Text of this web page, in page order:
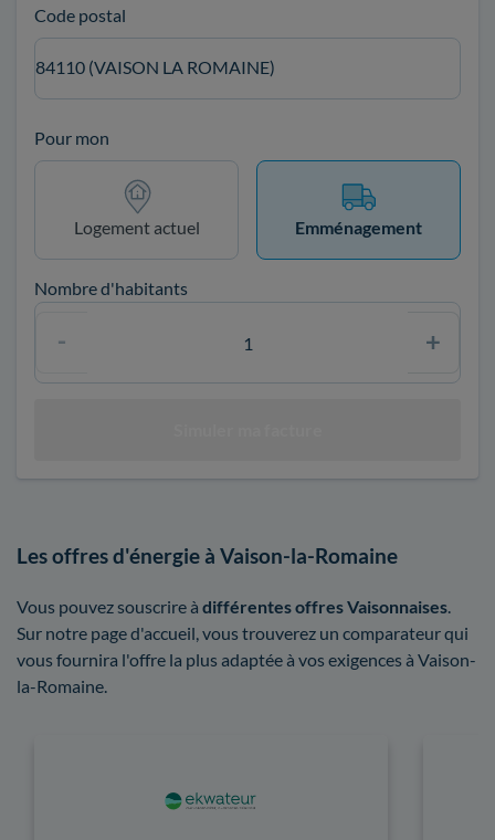
Code postal
84110 (VAISON LA ROMAINE)
Pour mon
Logement actuel Emménagement
Nombre d'habitants
Les offres d'énergie à Vaison-la-Romaine
Vous pouvez souscrire à différentes offres Vaisonnaises
Sur notre page d'accueil, vous trouverez un comparateur qui
vous fournira l'offre la plus adaptée à vos exigences à Vaison-
la-Romaine.